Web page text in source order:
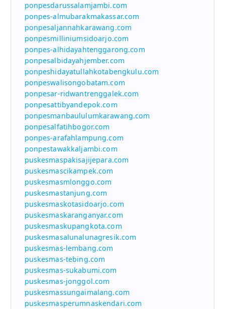
ponpesdarussalamjambi.com
ponpes-almubarakmakassar.com
ponpesaljannahkarawang.com
ponpesmilliniumsidoarjo.com
ponpes-alhidayahtenggarong.com
ponpesalbidayahjember.com
ponpeshidayatullahkotabengkulu.com
ponpeswalisongobatam.com
ponpesar-ridwantrenggalek.com
ponpesattibyandepok.com
ponpesmanbaululumkarawang.com
ponpesalfatihbogor.com
ponpes-arafahlampung.com
ponpestawakkaljambi.com
puskesmaspakisajijepara.com
puskesmascikampek.com
puskesmasmlonggo.com
puskesmastanjung.com
puskesmaskotasidoarjo.com
puskesmaskaranganyar.com
puskesmaskupangkota.com
puskesmasalunalunagresik.com
puskesmas-lembang.com
puskesmas-tebing.com
puskesmas-sukabumi.com
puskesmas-jonggol.com
puskesmassungaimalang.com
puskesmasperumnaskendari.com